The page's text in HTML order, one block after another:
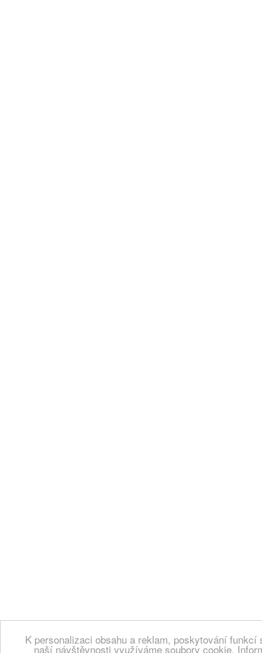
K personalizaci obsahu a reklam, poskytování
naší návštěvnosti využíváme soubory cookie.